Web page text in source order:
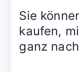
Sie
kaufen,
ganz